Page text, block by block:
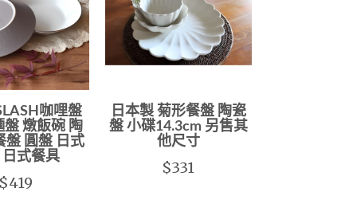
咖哩盤
盤 燉飯碗 陶
盤 圓盤 日式
日式餐具
$419
日本製 菊形餐盤 陶瓷
盤 小碟14.3cm 另售其
他尺寸
$331